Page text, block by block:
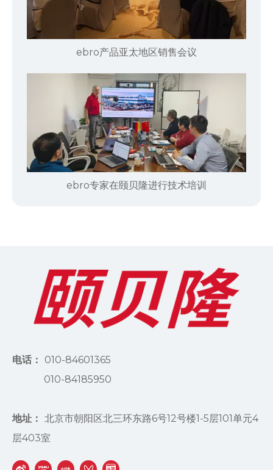
ebro产品亚太地区销售会议
ebro专家在颐贝隆进行技术培训
电话： 010-84601365
010-84185950
地址： 北京市朝阳区北三环东路6号12号楼1-5层101单元4
层403室